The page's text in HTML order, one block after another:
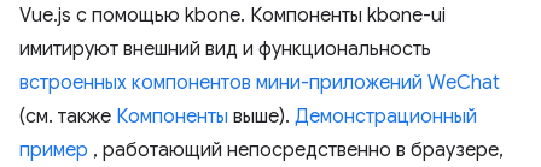
Vue.js с помощью kbone. Компоненты kbone-ui
имитируют внешний вид и функциональность
встроенных компонентов мини-приложений WeChat
(см. также Компоненты выше). Демонстрационный
пример , работающий непосредственно в браузере,